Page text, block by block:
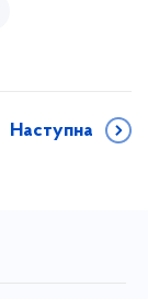
Наступна